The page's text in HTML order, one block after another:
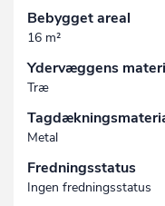
Bebygget areal
16 m²
Ydervæggens
Træ
Metal
Fredningsstatus
Ingen fredningsstatus